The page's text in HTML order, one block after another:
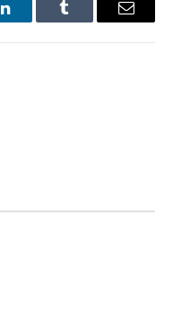
LinkedInTumblr Email